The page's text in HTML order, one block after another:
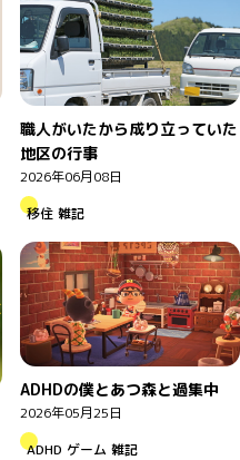
職人がいたから成り立っていた
地区の行事
2026年06月08日
移住 雑記
ADHDの僕とあつ森と過集中
2026年05月25日
ADHD ゲーム 雑記